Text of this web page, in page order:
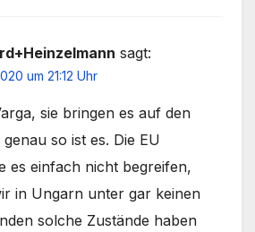
sagt:
um 21:12 Uhr
sie bringen es auf den
so ist es. Die EU
es einfach nicht begreifen,
in Ungarn unter gar keinen
solche Zustände haben